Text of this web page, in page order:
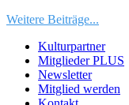
Weitere Beiträge...
Kulturpartner
Mitglieder PLUS
Newsletter
Mitglied werden